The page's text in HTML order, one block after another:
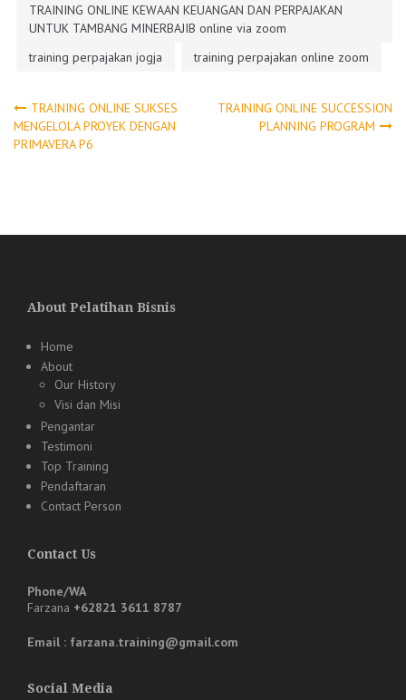
TRAINING ONLINE KEWAAN KEUANGAN DAN PERPAJAKAN
UNTUK TAMBANG MINERBAJIB online via zoom
training perpajakan jogja
training perpajakan online zoom
Post
navigation
TRAINING ONLINE SUKSES
MENGELOLA PROYEK DENGAN
PRIMAVERA P6
TRAINING ONLINE SUCCESSION
PLANNING PROGRAM
About Pelatihan Bisnis
Home
About
Our History
Visi dan Misi
Pengantar
Testimoni
Top Training
Pendaftaran
Contact Person
Contact Us
Phone/WA
Farzana +62821 3611 8787
Email : farzana.training@gmail.com
Social Media